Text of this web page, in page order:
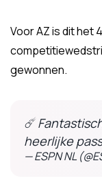
Voor AZ is dit het
gewonnen.
☄️
heerlijke
— ESPN NL